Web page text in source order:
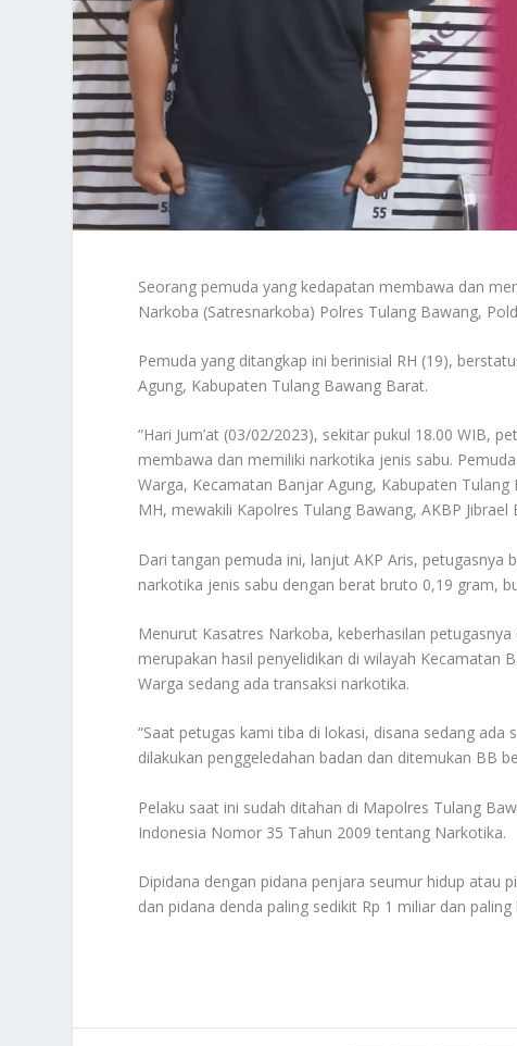
Seorang pemuda yang kedapatan membawa dan
Narkoba (Satresnarkoba) Polres Tulang Bawang,
Pemuda yang ditangkap ini berinisial RH (19),
Agung, Kabupaten Tulang Bawang Barat.
“Hari Jum’at (03/02/2023), sekitar pukul 18.00 WIB,
membawa dan memiliki narkotika jenis sabu.
Warga, Kecamatan Banjar Agung, Kabupaten
MH, mewakili Kapolres Tulang Bawang, AKBP
Dari tangan pemuda ini, lanjut AKP Aris, petugasnya
narkotika jenis sabu dengan berat bruto 0,19 gram,
Menurut Kasatres Narkoba, keberhasilan
merupakan hasil penyelidikan di wilayah Kecamatan
Warga sedang ada transaksi narkotika.
“Saat petugas kami tiba di lokasi, disana sedang
dilakukan penggeledahan badan dan ditemukan BB
Pelaku saat ini sudah ditahan di Mapolres Tulang
Indonesia Nomor 35 Tahun 2009 tentang Narkotika.
Dipidana dengan pidana penjara seumur hidup atau
dan pidana denda paling sedikit Rp 1 miliar dan paling